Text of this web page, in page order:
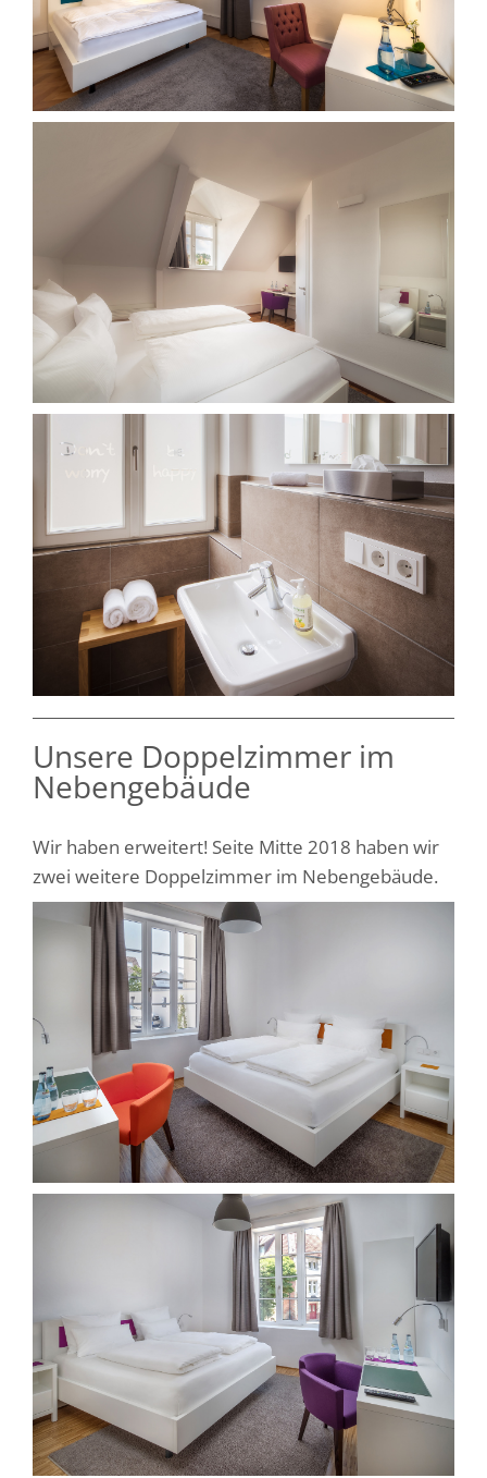
Unsere Doppelzimmer im
Nebengebäude
Wir haben erweitert! Seite Mitte 2018 haben wir
zwei weitere Doppelzimmer im Nebengebäude.